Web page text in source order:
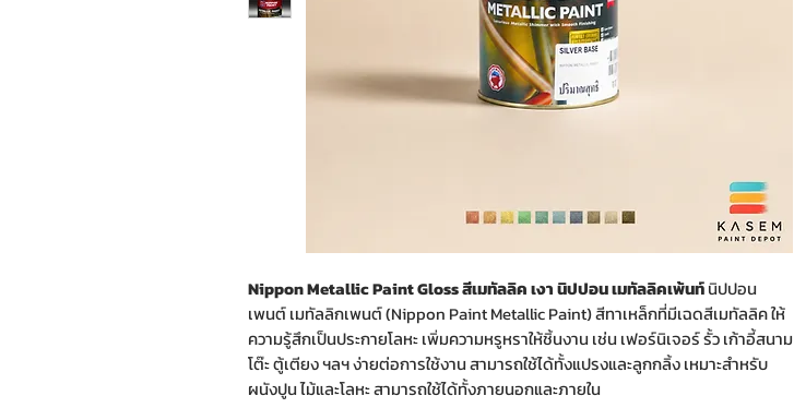
Nippon Metallic Paint Gloss สีเมทัลลิค เงา นิปปอน เมทัลลิคเพ้นท์นิปปอน
เพนต์ เมทัลลิกเพนต์ (Nippon Paint Metallic Paint) สีทาเหล็กที่มีเฉดสีเมทัลลิค ให้
ความรู้สึกเป็นประกายโลหะ เพิ่มความหรูหราให้ชิ้นงาน เช่น เฟอร์นิเจอร์ รั้ว เก้าอี้สนาม
โต๊ะ ตู้เตียง ฯลฯ ง่ายต่อการใช้งาน สามารถใช้ได้ทั้งแปรงและลูกกลิ้ง เหมาะสำหรับ
ผนังปูน ไม้และโลหะ สามารถใช้ได้ทั้งภายนอกและภายใน